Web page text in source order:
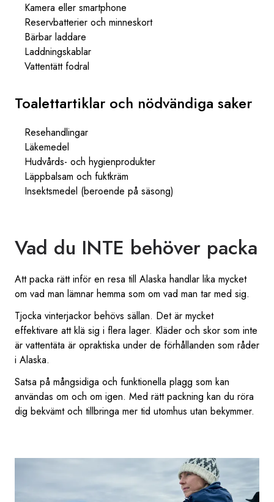
Kamera eller smartphone
Reservbatterier och minneskort
Bärbar laddare
Laddningskablar
Vattentätt fodral
Toalettartiklar och nödvändiga saker
Resehandlingar
Läkemedel
Hudvårds- och hygienprodukter
Läppbalsam och fuktkräm
Insektsmedel (beroende på säsong)
Vad du INTE behöver packa
Att packa rätt inför en resa till Alaska handlar lika mycket
om vad man lämnar hemma som om vad man tar med sig.
Tjocka vinterjackor behövs sällan. Det är mycket
effektivare att klä sig i flera lager. Kläder och skor som inte
är vattentäta är opraktiska under de förhållanden som råder
i Alaska.
Satsa på mångsidiga och funktionella plagg som kan
användas om och om igen. Med rätt packning kan du röra
dig bekvämt och tillbringa mer tid utomhus utan bekymmer.